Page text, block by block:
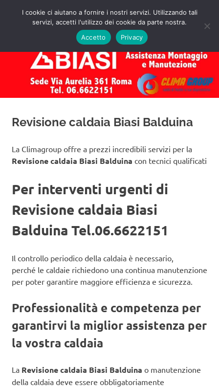
Assistenza
Caldaie
Biasi
Roma
Preventivo!
MENU
Revisione caldaia Biasi Balduina
La Climagroup offre a prezzi incredibili servizi per la
Revisione caldaia Biasi Balduina con tecnici qualificati
Per interventi urgenti di
Revisione caldaia Biasi
Balduina Tel.06.6622151
Il controllo periodico della caldaia è necessario,
perché le caldaie richiedono una continua manutenzione
per poter garantire maggiore efficienza e sicurezza.
Professionalità e competenza per
garantirvi la miglior assistenza per
la vostra caldaia
La Revisione caldaia Biasi Balduina o manutenzione
della caldaia deve essere obbligatoriamente
I cookie ci aiutano a fornire i nostri servizi. Utilizzando tali
servizi, accetti l'utilizzo dei cookie da parte nostra.
Accetto
Privacy